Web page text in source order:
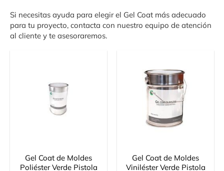
Si necesitas ayuda para elegir el Gel Coat más adecuado
para tu proyecto, contacta con nuestro equipo de atención
al cliente y te asesoraremos.
Gel Coat de Moldes
Poliéster Verde Pistola
Gel Coat de Moldes
Viniléster Verde Pistola